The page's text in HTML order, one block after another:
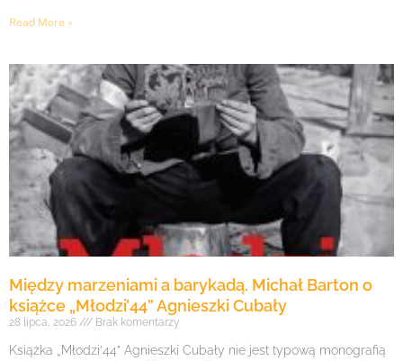
Read More »
Między marzeniami a barykadą. Michał Barton o
książce „Młodzi’44” Agnieszki Cubały
28 lipca, 2026 Brak komentarzy
Książka „Młodzi’44” Agnieszki Cubały nie jest typową monografią